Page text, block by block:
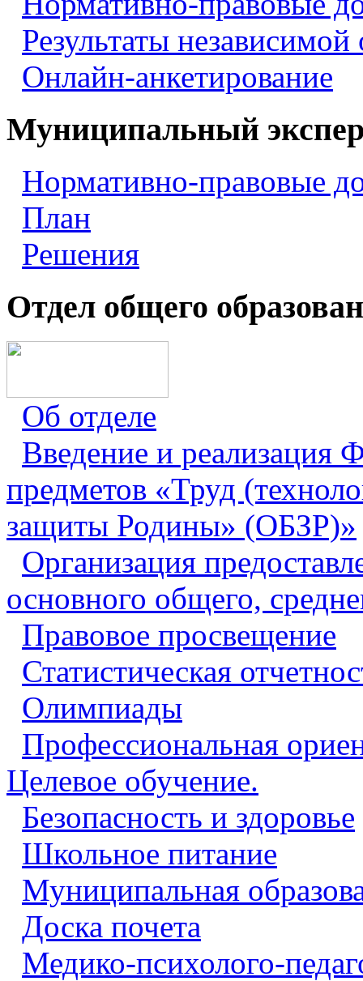
Результаты независимой
Онлайн-анкетирование
Муниципальный
Нормативно-правовые
План
Решения
Отдел общего
Об отделе
Введение и
предметов «Труд
защиты Родины» (ОБЗР)»
Организация
основного общего,
Правовое просвещение
Статистическая
Олимпиады
Профессиональная
Целевое обучение.
Безопасность и здоровье
Школьное питание
Муниципальная
Доска почета
Медико-психолого-